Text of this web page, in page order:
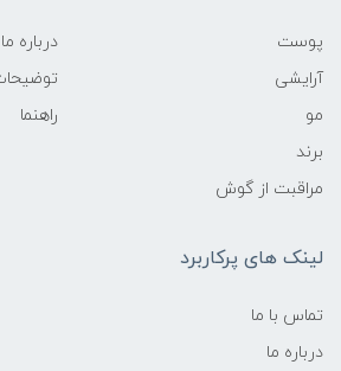
پوست
آرایشی
مو
برند
مراقبت از گوش
درباره ما
راهنما
لینک های پرکاربرد
تماس با ما
درباره ما